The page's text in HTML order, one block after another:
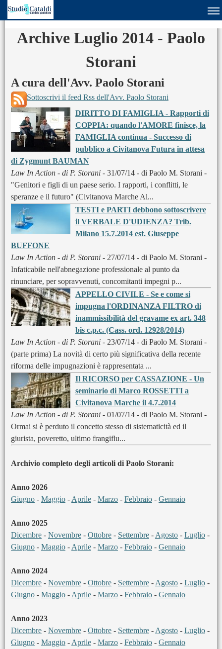
Archive Luglio 2014 - Paolo
Storani
A cura dell'Avv. Paolo Storani
Sottoscrivi il feed Rss dell'Avv. Paolo Storani
DIRITTO DI FAMIGLIA - Rapporti di
COPPIA: quando l'AMORE finisce, la
FAMIGLIA continua - Successo di
pubblico a Civitanova Futura in attesa
di Zygmunt BAUMAN
Law In Action - di P. Storani - 31/07/14 - di Paolo M. Storani -
"Genitori e figli di un paese serio. I rapporti, i conflitti, le
speranze e il futuro" (Civitanova Marche Al...
TESTI e PARTI debbono sottoscrivere
il VERBALE D'UDIENZA? Trib.
Milano 15.7.2014 est. Giuseppe
BUFFONE
Law In Action - di P. Storani - 27/07/14 - di Paolo M. Storani -
Infaticabile nell'abnegazione professionale al punto da
rinunciare, per sopravvenuti, concomitanti impegni p...
APPELLO CIVILE - Se e come si
impugna l'ORDINANZA FILTRO di
inammissibilità del gravame ex art. 348
bis c.p.c. (Cass. ord. 12928/2014)
Law In Action - di P. Storani - 23/07/14 - di Paolo M. Storani -
(parte prima) La novità di certo più significativa della recente
riforma delle impugnazioni è rappresentata ...
Il RICORSO per CASSAZIONE - Un
seminario di Marco ROSSETTI a
Civitanova Marche il 4.7.2014
Law In Action - di P. Storani - 01/07/14 - di Paolo M. Storani -
Ormai si è perduto il concetto stesso di sistematicità ed il
giurista, poveretto, ultimo frangiflu...
Archivio completo degli articoli di Paolo Storani:
Anno 2026
Giugno - Maggio - Aprile - Marzo - Febbraio - Gennaio
Anno 2025
Dicembre - Novembre - Ottobre - Settembre - Agosto - Luglio -
Giugno - Maggio - Aprile - Marzo - Febbraio - Gennaio
Anno 2024
Dicembre - Novembre - Ottobre - Settembre - Agosto - Luglio -
Giugno - Maggio - Aprile - Marzo - Febbraio - Gennaio
Anno 2023
Dicembre - Novembre - Ottobre - Settembre - Agosto - Luglio -
Giugno - Maggio - Aprile - Marzo - Febbraio - Gennaio